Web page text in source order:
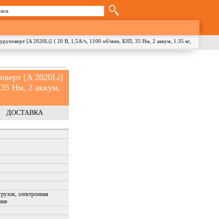
поиска
[A 2020Li] { 20 В, 1,5А/ч, 1100 об/мин, БЗП, 35 Нм, 2 аккум, 1.35 кг,
[A 2020Li]
Нм, 2 аккум,
ДОСТАВКА
электронная